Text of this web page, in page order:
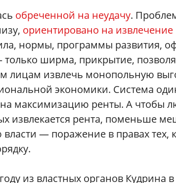
обреченной на неудачу.
ориентировано на извлечение
нормы, программы развития,
только ширма, прикрытие,
извлечь монопольную
экономики. Система
на максимизацию ренты. А чтобы
извлекается рента, поменьше
— поражение в правах тех,
из властных органов Кудрина в